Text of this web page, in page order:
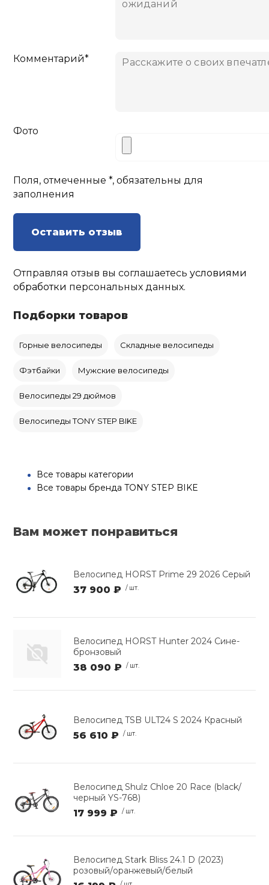
Комментарий*
Фото
Поля, отмеченные *, обязательны для
заполнения
Оставить отзыв
Отправляя отзыв вы соглашаетесьусловиями
обработки персональных данных.
Подборки товаров
Горные велосипеды Складные велосипеды
Фэтбайки Мужские велосипеды
Велосипеды 29 дюймов
Велосипеды TONY STEP BIKE
Все товары категории
Все товары бренда TONY STEP BIKE
Вам может понравиться
Велосипед HORST Prime 29 2026 Серый
37 900 ₽ / шт.
Велосипед HORST Hunter 2024 Сине-
бронзовый
38 090 ₽ / шт.
Велосипед TSB ULT24 S 2024 Красный
56 610 ₽ / шт.
Велосипед Shulz Chloe 20 Race (black/
черный YS-768)
17 999 ₽ / шт.
Велосипед Stark Bliss 24.1 D (2023)
розовый/оранжевый/белый